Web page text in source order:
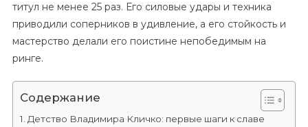
титул не менее 25 раз. Его силовые удары и техника
приводили соперников в удивление, а его стойкость и
мастерство делали его поистине непобедимым на
ринге.
Содержание
Детство Владимира Кличко: первые шаги к славе